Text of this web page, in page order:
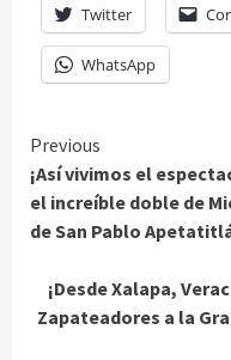
Twitter
WhatsApp
Continue
Reading
Previous
¡Así vivimos el
el increíble doble de
de San Pablo
¡Desde Xalapa,
Zapateadores a la